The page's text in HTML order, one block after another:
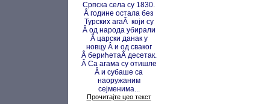
Српска села су 1830.
Â године остала без
Турских агаÂ који су
Â од народа убирали
Â царски данак у
новцу Â и од сваког
Â берићетаÂ десетак.
Â Са агама су отишле
Â и субаше са
наоружаним
сејменима...
Прочитајте цео текст